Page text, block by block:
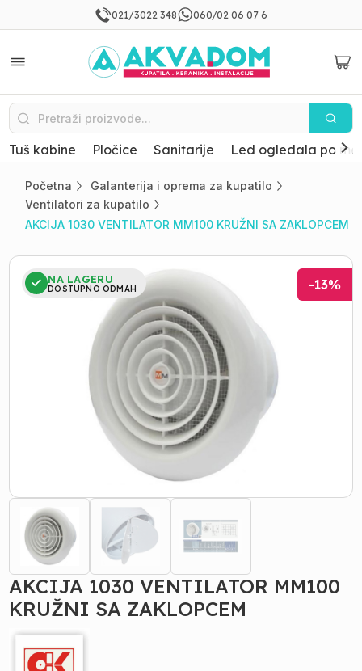
021/3022 348 060/02 06 07 6
Tuš kabine Pločice Sanitarije Led ogledala po
Početna
Galanterija i oprema za kupatilo
Ventilatori za kupatilo
AKCIJA 1030 VENTILATOR MM100 KRUŽNI SA ZAKLOPCEM
-13%
NA LAGERU
DOSTUPNO ODMAH
AKCIJA 1030 VENTILATOR MM100
KRUŽNI SA ZAKLOPCEM